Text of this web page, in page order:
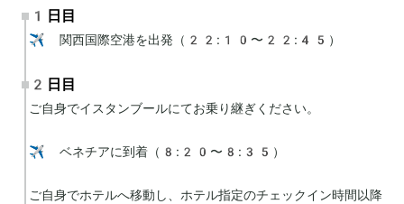
1日目
✈️ 関西国際空港を出発（22:10〜22:45）
2日目
ご自身でイスタンブールにてお乗り継ぎください。
✈️ ベネチアに到着（8:20〜8:35）
ご自身でホテルへ移動し、ホテル指定のチェックイン時間以降